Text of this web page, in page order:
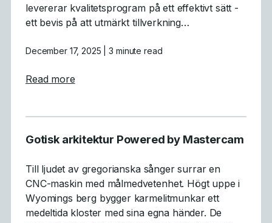
levererar kvalitetsprogram på ett effektivt sätt -
ett bevis på att utmärkt tillverkning…
December 17, 2025 | 3 minute read
Read moreabout Tillverkning med människan i
Gotisk arkitektur Powered by Mastercam
Till ljudet av gregorianska sånger surrar en
CNC-maskin med målmedvetenhet. Högt uppe i
Wyomings berg bygger karmelitmunkar ett
medeltida kloster med sina egna händer. De